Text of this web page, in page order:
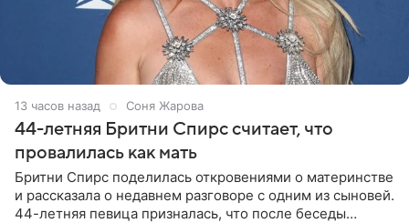
13 часов назад Соня Жарова
44-летняя Бритни Спирс считает, что
провалилась как мать
Бритни Спирс поделилась откровениями о материнстве
и рассказала о недавнем разговоре с одним из сыновей.
44-летняя певица призналась, что после беседы